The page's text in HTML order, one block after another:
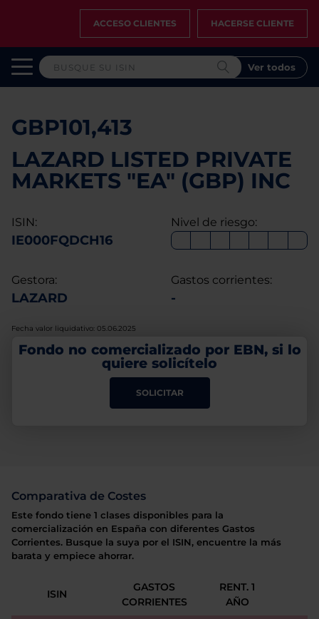
ACCESO CLIENTES HACERSE CLIENTE
Ver todos
GBP101,413
LAZARD LISTED PRIVATE
MARKETS "EA" (GBP) INC
ISIN:
IE000FQDCH16
Nivel de riesgo:
Gestora:
LAZARD
Gastos corrientes:
-
Fecha valor liquidativo: 05.06.2025
Fondo no comercializado por EBN, si lo
quiere solicítelo
SOLICITAR
Comparativa de Costes
Este fondo tiene 1 clases disponibles para la
comercialización en España con diferentes Gastos
Corrientes. Busque la suya por el ISIN, encuentre la más
barata y empiece ahorrar.
ISIN
GASTOS
CORRIENTES
RENT. 1
AÑO